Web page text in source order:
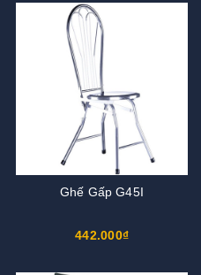
Ghế Gấp G45I
442.000₫